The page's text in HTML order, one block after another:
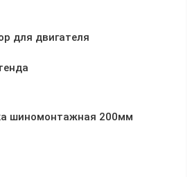
для двигателя
шиномонтажная 200мм